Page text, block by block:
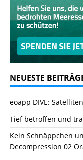
NEUESTE
eoapp DIVE:
Tief betroffen und
Kein Schnäppchen
Decompression 02